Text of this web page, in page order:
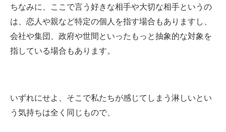
ちなみに、ここで言う好きな相手や大切な相手というの
は、恋人や親など特定の個人を指す場合もありますし、
会社や集団、政府や世間といったもっと抽象的な対象を
指している場合もあります。
いずれにせよ、そこで私たちが感じてしまう淋しいとい
う気持ちは全く同じもので、